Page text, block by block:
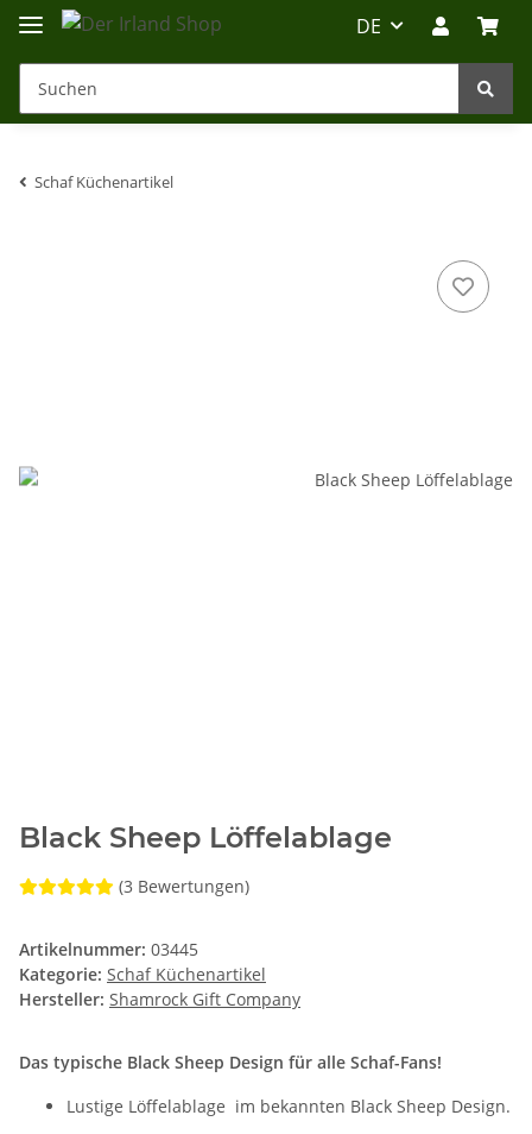
DE
Schaf Küchenartikel
Black Sheep Löffelablage
(3 Bewertungen)
Artikelnummer: 03445
Kategorie: Schaf Küchenartikel
Hersteller: Shamrock Gift Company
Das typische Black Sheep Design für alle Schaf-Fans!
Lustige Löffelablage im bekannten Black Sheep Design.